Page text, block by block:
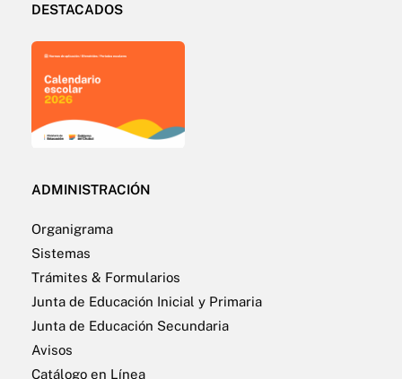
DESTACADOS
ADMINISTRACIÓN
Organigrama
Sistemas
Trámites & Formularios
Junta de Educación Inicial y Primaria
Junta de Educación Secundaria
Avisos
Catálogo en Línea